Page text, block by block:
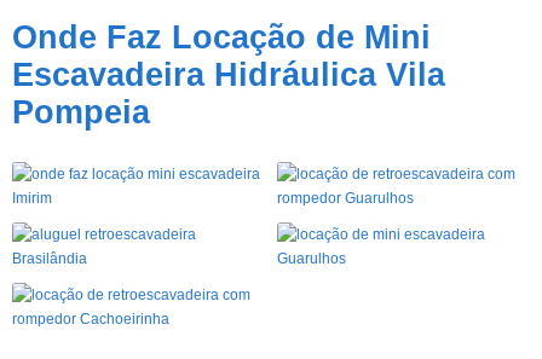
Onde Faz Locação de Mini
Escavadeira Hidráulica Vila
Pompeia